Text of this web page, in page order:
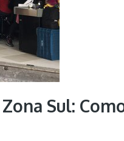
Sul: